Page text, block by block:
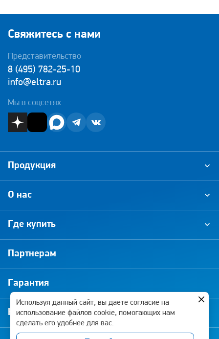
Свяжитесь с нами
Представительство
8 (495) 782-25-10
info@eltra.ru
Мы в соцсетях
О нас
Где купить
Партнерам
Гарантия
Новости и акции
Продукция
Используя данный сайт, вы даете согласие на
использование файлов cookie, помогающих нам
сделать его удобнее для вас.